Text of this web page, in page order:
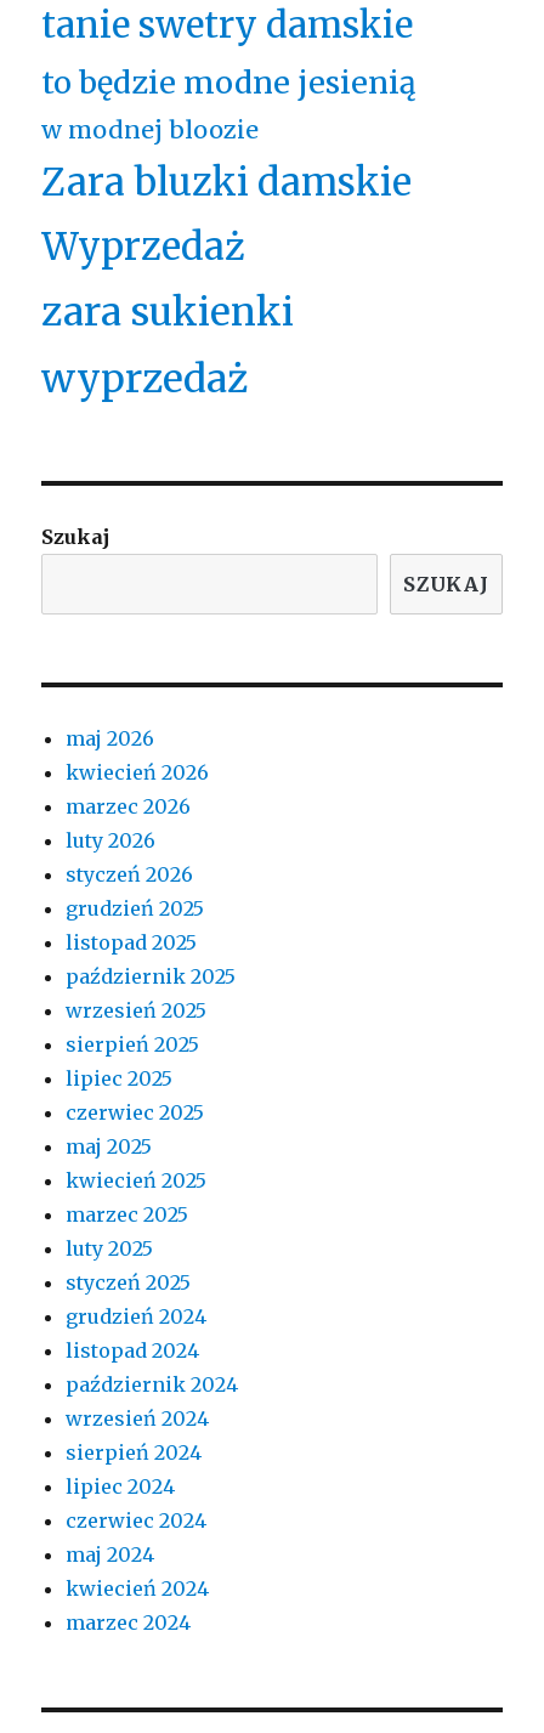
tanie swetry damskie
to będzie modne jesienią
w modnej bloozie
Zara bluzki damskie
Wyprzedaż
zara sukienki
wyprzedaż
Szukaj
SZUKAJ
maj 2026
kwiecień 2026
marzec 2026
luty 2026
styczeń 2026
grudzień 2025
listopad 2025
październik 2025
wrzesień 2025
sierpień 2025
lipiec 2025
czerwiec 2025
maj 2025
kwiecień 2025
marzec 2025
luty 2025
styczeń 2025
grudzień 2024
listopad 2024
październik 2024
wrzesień 2024
sierpień 2024
lipiec 2024
czerwiec 2024
maj 2024
kwiecień 2024
marzec 2024